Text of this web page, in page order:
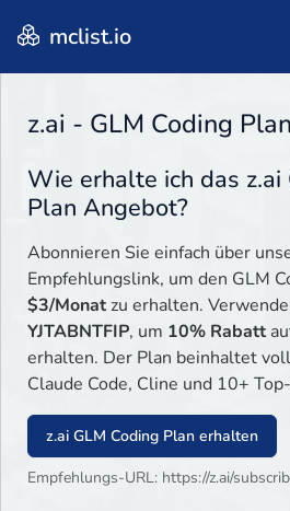
mclist.io
z.ai - GLM Coding
Wie erhalte ich das z.ai
Plan Angebot?
Abonnieren Sie einfach über
Empfehlungslink, um den GLM
$3/Monatzu erhalten.
YJTABNTFIP, um 10% Rabatt
erhalten. Der Plan beinhaltet
Claude Code, Cline und 10+
z.ai GLM Coding Plan erhalten
Empfehlungs-URL: https://z.ai/